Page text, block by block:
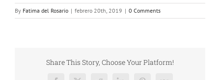
By Fatima del Rosario | febrero 20th, 2019 | 0 Comments
Share This Story, Choose Your Platform!